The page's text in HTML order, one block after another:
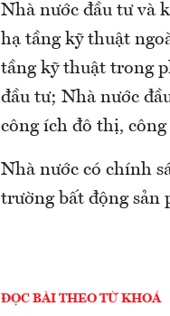
Nhà nước đầu tư và
hạ tầng kỹ thuật
tầng kỹ thuật trong
đầu tư; Nhà nước
công ích đô thị,
Nhà nước có chính
trường bất động sản
ĐỌC BÀI THEO TỪ KHOÁ